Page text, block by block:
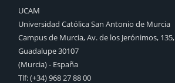
UCAM
Universidad Católica San Antonio de Murcia
Campus de Murcia, Av. de los Jerónimos, 135,
Guadalupe 30107
(Murcia) - España
Tlf:(+34) 968 27 88 00